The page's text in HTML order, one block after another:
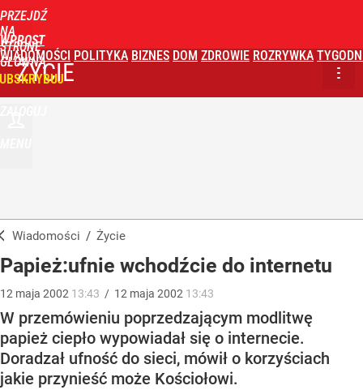
PRZEJDŹ
NA
STRONĘ
GŁÓWNĄ
WPROST
WIADOMOŚCI POLITYKA BIZNES DOM ZDROWIE ROZRYWKA
ŻYCIE
Wiadomości / Życie
Papież:ufnie wchodźcie do internetu
12 maja 2002 13:43 / 12 maja 2002 13:43
W przemówieniu poprzedzającym modlitwę
papież ciepło wypowiadał się o internecie.
Doradzał ufność do sieci, mówił o korzyściach
jakie przynieść może Kościołowi.